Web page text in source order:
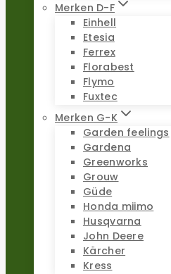
Merken D-F
Einhell
Etesia
Ferrex
Florabest
Flymo
Fuxtec
Merken G-K
Garden feelings
Gardena
Greenworks
Grouw
Güde
Honda miimo
Husqvarna
John Deere
Kärcher
Kress